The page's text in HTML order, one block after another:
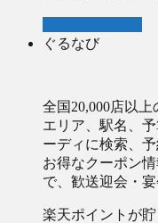
ぐるなび
全国20,000店以上
エリア、駅名、
ーディに検索、予
お得なクーポン
で、歓送迎会・
楽天ポイントが